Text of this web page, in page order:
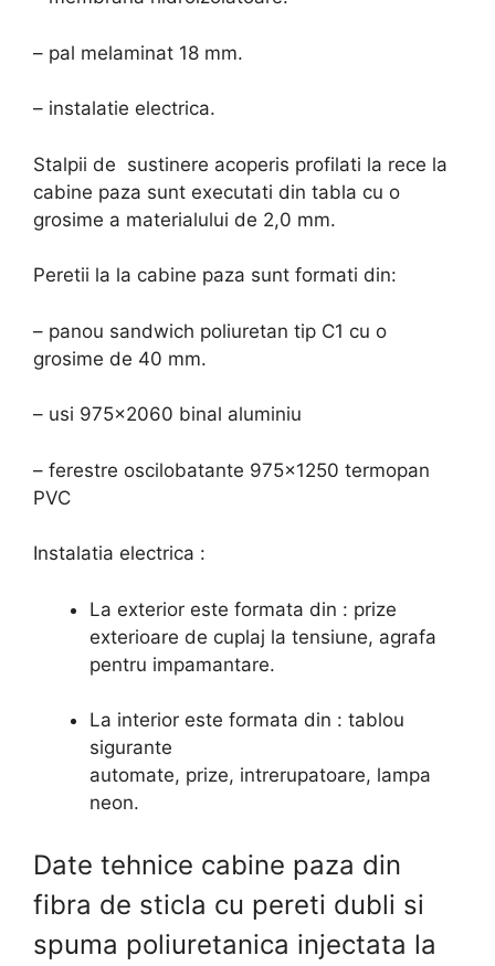
– pal melaminat 18 mm.
– instalatie electrica.
Stalpii de sustinere acoperis profilati la rece la
cabine paza sunt executati din tabla cu o
grosime a materialului de 2,0 mm.
Peretii la la cabine paza sunt formati din:
– panou sandwich poliuretan tip C1 cu o
grosime de 40 mm.
– usi 975×2060 binal aluminiu
– ferestre oscilobatante 975×1250 termopan
PVC
Instalatia electrica :
La exterior este formata din : prize
exterioare de cuplaj la tensiune, agrafa
pentru impamantare.
La interior este formata din : tablou
sigurante
automate, prize, intrerupatoare, lampa
neon.
Date tehnice cabine paza din
fibra de sticla cu pereti dubli si
spuma poliuretanica injectata la